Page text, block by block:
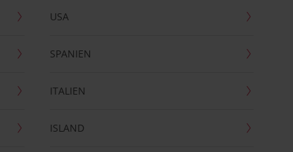
USA
SPANIEN
ITALIEN
ISLAND